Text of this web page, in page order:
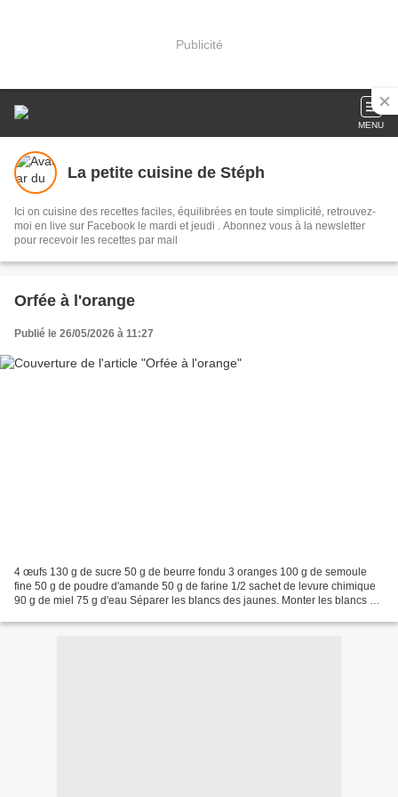
Publicité
MENU
La petite cuisine de Stéph
Ici on cuisine des recettes faciles, équilibrées en toute simplicité, retrouvez-
moi en live sur Facebook le mardi et jeudi . Abonnez vous à la newsletter
pour recevoir les recettes par mail
Orfée à l'orange
Publié le 26/05/2026 à 11:27
4 œufs 130 g de sucre 50 g de beurre fondu 3 oranges 100 g de semoule
fine 50 g de poudre d'amande 50 g de farine 1/2 sachet de levure chimique
90 g de miel 75 g d'eau Séparer les blancs des jaunes. Monter les blancs en